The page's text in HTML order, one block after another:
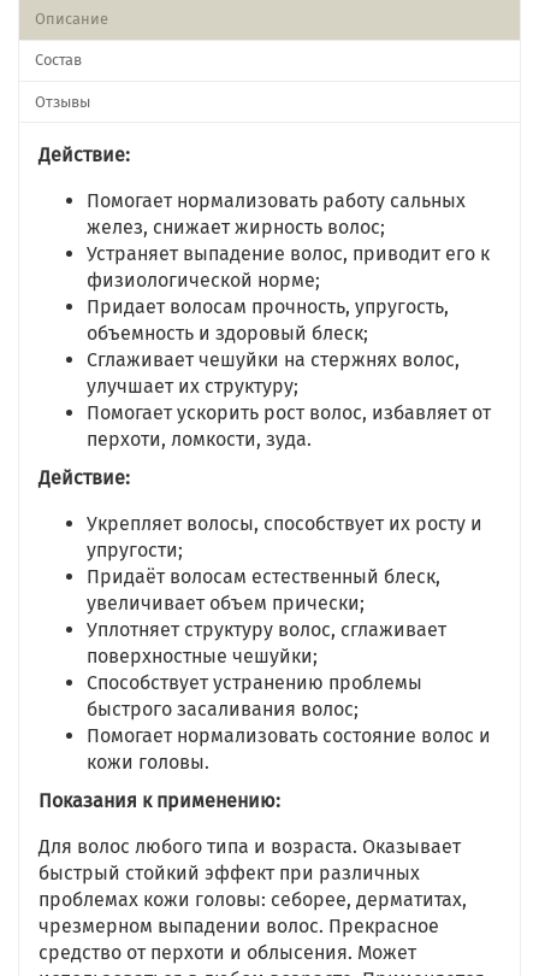
Описание
Состав
Отзывы
Действие:
Помогает нормализовать работу сальных
желез, снижает жирность волос;
Устраняет выпадение волос, приводит его к
физиологической норме;
Придает волосам прочность, упругость,
объемность и здоровый блеск;
Сглаживает чешуйки на стержнях волос,
улучшает их структуру;
Помогает ускорить рост волос, избавляет от
перхоти, ломкости, зуда.
Действие:
Укрепляет волосы, способствует их росту и
упругости;
Придаёт волосам естественный блеск,
увеличивает объем прически;
Уплотняет структуру волос, сглаживает
поверхностные чешуйки;
Способствует устранению проблемы
быстрого засаливания волос;
Помогает нормализовать состояние волос и
кожи головы.
Показания к применению:
Для волос любого типа и возраста. Оказывает
быстрый стойкий эффект при различных
проблемах кожи головы: себорее, дерматитах,
чрезмерном выпадении волос. Прекрасное
средство от перхоти и облысения. Может